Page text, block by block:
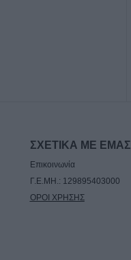
από το Υπ.
ΣΧΕΤΙΚΑ ΜΕ ΕΜΑΣ
Επικοινωνία
Γ.Ε.ΜΗ.: 129895403000
ΟΡΟΙ ΧΡΗΣΗΣ